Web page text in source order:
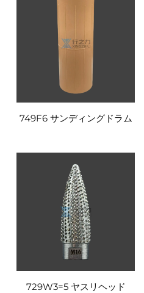
749F6 サンディングドラム
729W3=5 ヤスリヘッド